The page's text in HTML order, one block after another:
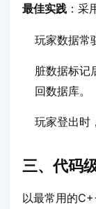
最佳实践 ：采
玩家数据常
脏数据标记
回数据库。
玩家登出时
三、代码
以最常用的